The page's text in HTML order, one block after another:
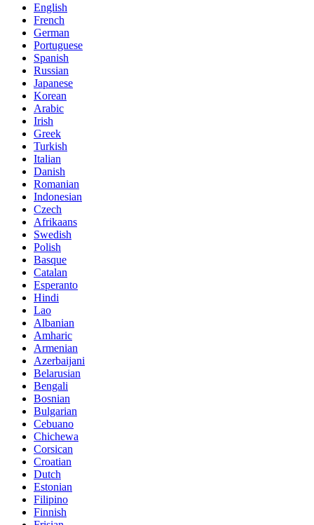
English
French
German
Portuguese
Spanish
Russian
Japanese
Korean
Arabic
Irish
Greek
Turkish
Italian
Danish
Romanian
Indonesian
Czech
Afrikaans
Swedish
Polish
Basque
Catalan
Esperanto
Hindi
Lao
Albanian
Amharic
Armenian
Azerbaijani
Belarusian
Bengali
Bosnian
Bulgarian
Cebuano
Chichewa
Corsican
Croatian
Dutch
Estonian
Filipino
Finnish